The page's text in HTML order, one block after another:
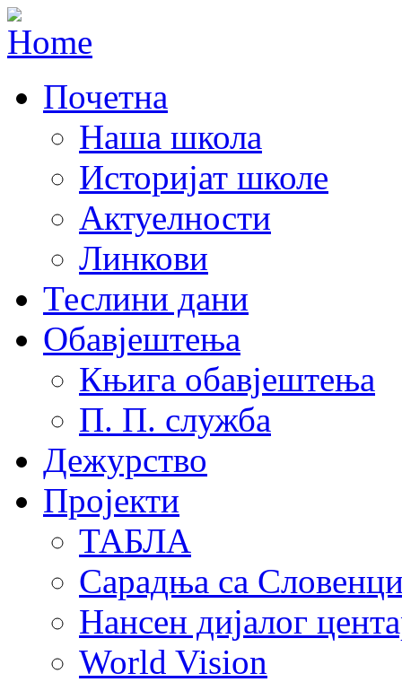
Почетна
Наша школа
Историјат школе
Актуелности
Линкови
Теслини дани
Обавјештења
Књига обавјештења
П. П. служба
Дежурство
Пројекти
ТАБЛА
Сарадња са
Нансен дијалог
World Vision